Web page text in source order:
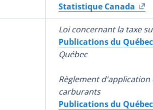
Statistique Canada
Loi concernant la taxe
Publications du Québec
Québec
Règlement d'application
carburants
Publications du Québec